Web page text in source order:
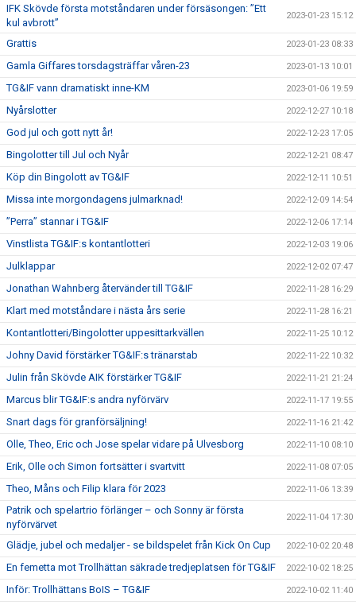
IFK Skövde första motståndaren under försäsongen: ”Ett
kul avbrott”
2023-01-23 15:12
Grattis 2023-01-23 08:33
Gamla Giffares torsdagsträffar våren-23 2023-01-13 10:01
TG&IF vann dramatiskt inne-KM 2023-01-06 19:59
Nyårslotter 2022-12-27 10:18
God jul och gott nytt år! 2022-12-23 17:05
Bingolotter till Jul och Nyår 2022-12-21 08:47
Köp din Bingolott av TG&IF 2022-12-11 10:51
Missa inte morgondagens julmarknad! 2022-12-09 14:54
”Perra” stannar i TG&IF 2022-12-06 17:14
Vinstlista TG&IF:s kontantlotteri 2022-12-03 19:06
Julklappar 2022-12-02 07:47
Jonathan Wahnberg återvänder till TG&IF 2022-11-28 16:29
Klart med motståndare i nästa års serie 2022-11-28 16:21
Kontantlotteri/Bingolotter uppesittarkvällen 2022-11-25 10:12
Johny David förstärker TG&IF:s tränarstab 2022-11-22 10:32
Julin från Skövde AIK förstärker TG&IF 2022-11-21 21:24
Marcus blir TG&IF:s andra nyförvärv 2022-11-17 19:55
Snart dags för granförsäljning! 2022-11-16 21:42
Olle, Theo, Eric och Jose spelar vidare på Ulvesborg 2022-11-10 08:10
Erik, Olle och Simon fortsätter i svartvitt 2022-11-08 07:05
Theo, Måns och Filip klara för 2023 2022-11-06 13:39
Patrik och spelartrio förlänger – och Sonny är första
nyförvärvet
2022-11-04 17:30
Glädje, jubel och medaljer - se bildspelet från Kick On Cup 2022-10-02 20:48
En femetta mot Trollhättan säkrade tredjeplatsen för TG&IF 2022-10-02 18:25
Inför: Trollhättans BoIS – TG&IF 2022-10-02 11:40